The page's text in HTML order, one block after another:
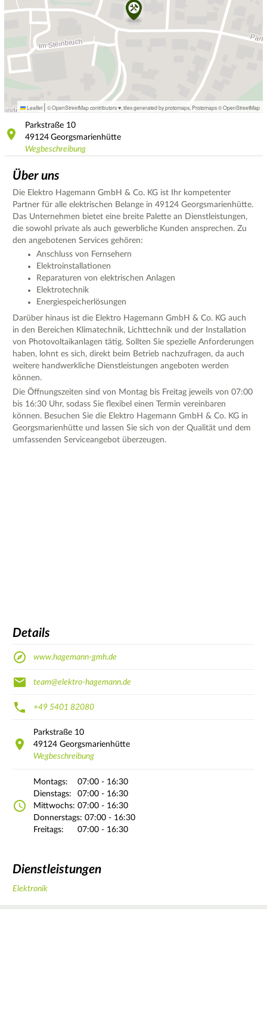
Leaflet | © OpenStreetMap contributors ♥, tiles generated by protomaps Protomaps©OpenStreetMap
Parkstraße 10
49124 Georgsmarienhütte
Wegbeschreibung
Über uns
Die Elektro Hagemann GmbH & Co. KG ist Ihr kompetenter
Partner für alle elektrischen Belange in 49124 Georgsmarienhütte.
Das Unternehmen bietet eine breite Palette an Dienstleistungen,
die sowohl private als auch gewerbliche Kunden ansprechen. Zu
den angebotenen Services gehören:
Anschluss von Fernsehern
Elektroinstallationen
Reparaturen von elektrischen Anlagen
Elektrotechnik
Energiespeicherlösungen
Darüber hinaus ist die Elektro Hagemann GmbH & Co. KG auch
in den Bereichen Klimatechnik, Lichttechnik und der Installation
von Photovoltaikanlagen tätig. Sollten Sie spezielle Anforderungen
haben, lohnt es sich, direkt beim Betrieb nachzufragen, da auch
weitere handwerkliche Dienstleistungen angeboten werden
können.
Die Öffnungszeiten sind von Montag bis Freitag jeweils von 07:00
bis 16:30 Uhr, sodass Sie flexibel einen Termin vereinbaren
können. Besuchen Sie die Elektro Hagemann GmbH & Co. KG in
Georgsmarienhütte und lassen Sie sich von der Qualität und dem
umfassenden Serviceangebot überzeugen.
Details
www.hagemann-gmh.de
team@elektro-hagemann.de
+49 5401 82080
Parkstraße 10
49124 Georgsmarienhütte
Wegbeschreibung
Montags:
07:00 - 16:30
Dienstags:
07:00 - 16:30
Mittwochs: 07:00 - 16:30
Donnerstags: 07:00 - 16:30
Freitags:
07:00 - 16:30
Dienstleistungen
Elektronik